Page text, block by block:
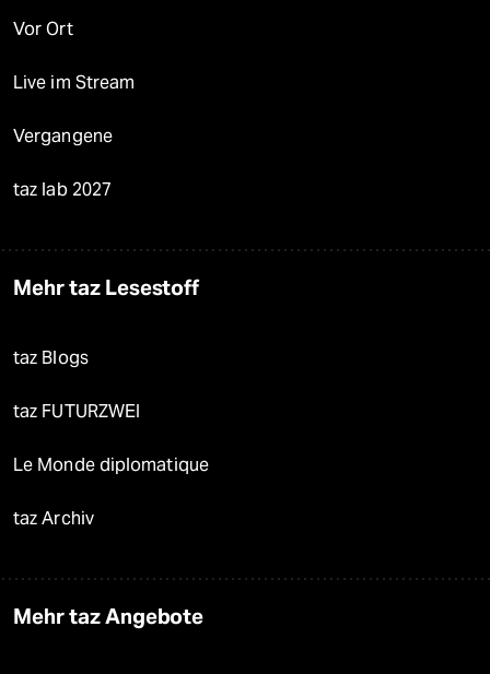
Vor Ort
Live im Stream
Vergangene
taz lab 2027
Mehr taz Lesestoff
taz Blogs
taz FUTURZWEI
Le Monde diplomatique
taz Archiv
Mehr taz Angebote